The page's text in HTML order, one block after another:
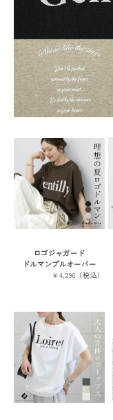
ロゴジャガード
ドルマンプルオーバー
￥4,290（税込）